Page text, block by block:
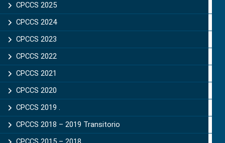
CPCCS 2025
CPCCS 2024
CPCCS 2023
CPCCS 2022
CPCCS 2021
CPCCS 2020
CPCCS 2019 .
CPCCS 2018 – 2019 Transitorio